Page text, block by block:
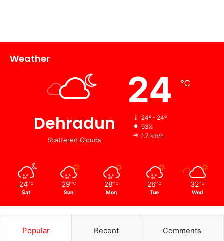
Weather
Dehradun
Scattered Clouds
24 ℃
24º - 24º
93%
1.7 km/h
24 ℃
Sat
29 ℃
Sun
28 ℃
Mon
26 ℃
Tue
32 ℃
Wed
Popular Recent Comments